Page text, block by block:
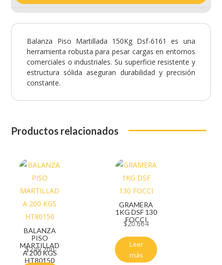
Balanza Piso Martillada 150Kg Dsf-6161 es una
herramienta robusta para pesar cargas en entornos
comerciales o industriales. Su superficie resistente y
estructura sólida aseguran durabilidad y precisión
constante.
Productos relacionados
BALANZA
PISO
MARTILLAD
A 200 KGS
HT80150
$249.200
GRAMERA
1KG DSF 130
FOCCI
$20.664
Leer
más